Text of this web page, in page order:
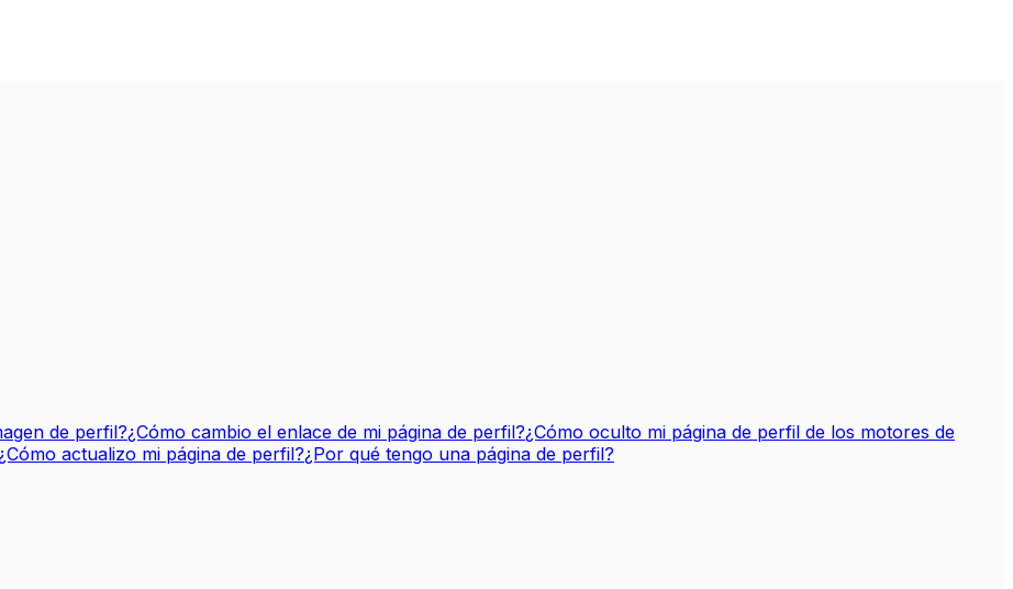
de perfil?¿Cómo cambio el enlace de mi página de perfil?¿Cómo oculto mi página de perfil de los motores de
actualizo mi página de perfil?¿Por qué tengo una página de perfil?